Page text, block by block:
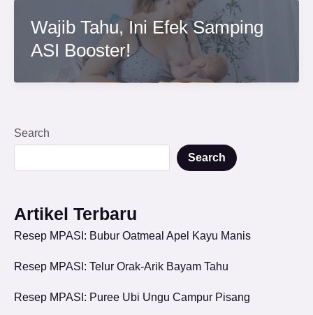
Wajib Tahu, Ini Efek Samping
ASI Booster!
Search
Search
Artikel Terbaru
Resep MPASI: Bubur Oatmeal Apel Kayu Manis
Resep MPASI: Telur Orak-Arik Bayam Tahu
Resep MPASI: Puree Ubi Ungu Campur Pisang